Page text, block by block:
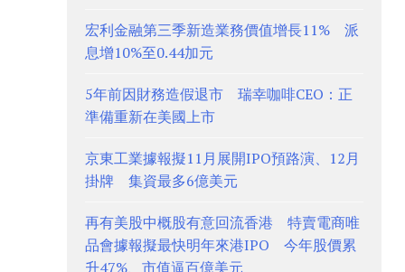
宏利金融第三季新造業務價值增長11% 派
息增10%至0.44加元
5年前因財務造假退市 瑞幸咖啡CEO：正
準備重新在美國上市
京東工業據報擬11月展開IPO預路演、12月
掛牌 集資最多6億美元
再有美股中概股有意回流香港 特賣電商唯
品會據報擬最快明年來港IPO 今年股價累
升47%、市值逼百億美元